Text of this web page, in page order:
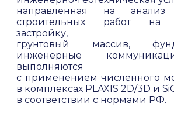
направленная на анализ
строительных работ на
застройку,
грунтовый массив,
инженерные
выполняются
с применением численного
в комплексах PLAXIS 2D/3D и
в соответствии с нормами РФ.